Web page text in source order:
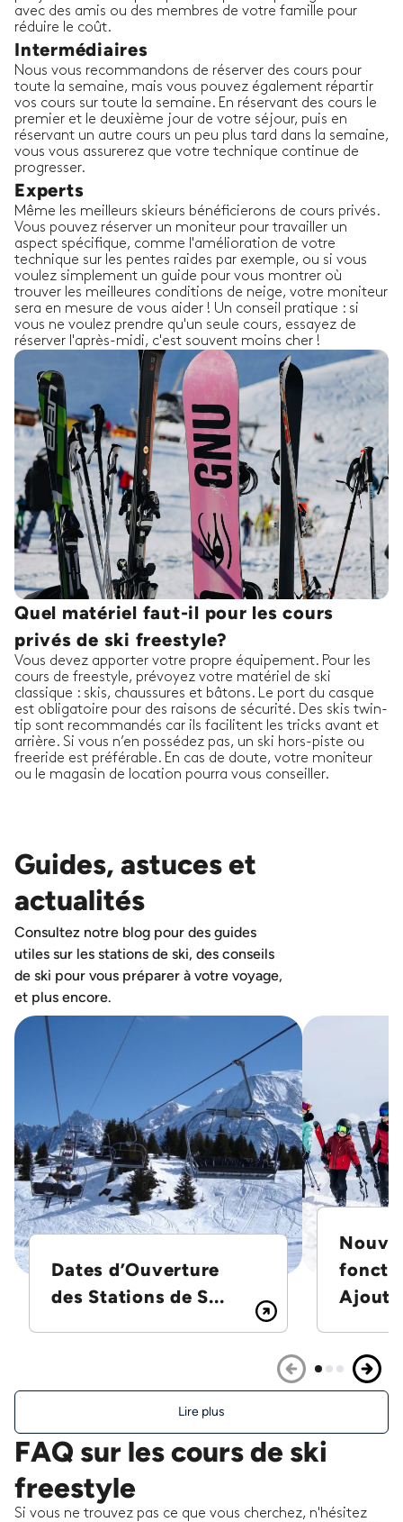
avec des amis ou des membres de votre famille pour
réduire le coût.
Intermédiaires
Nous vous recommandons de réserver des cours pour
toute la semaine, mais vous pouvez également répartir
vos cours sur toute la semaine. En réservant des cours le
premier et le deuxième jour de votre séjour, puis en
réservant un autre cours un peu plus tard dans la semaine,
vous vous assurerez que votre technique continue de
progresser.
Experts
Même les meilleurs skieurs bénéficierons de cours privés.
Vous pouvez réserver un moniteur pour travailler un
aspect spécifique, comme l'amélioration de votre
technique sur les pentes raides par exemple, ou si vous
voulez simplement un guide pour vous montrer où
trouver les meilleures conditions de neige, votre moniteur
sera en mesure de vous aider ! Un conseil pratique : si
vous ne voulez prendre qu'un seule cours, essayez de
réserver l'après-midi, c'est souvent moins cher !
Quel matériel faut-il pour les cours
privés de ski freestyle?
Vous devez apporter votre propre équipement. Pour les
cours de freestyle, prévoyez votre matériel de ski
classique : skis, chaussures et bâtons. Le port du casque
est obligatoire pour des raisons de sécurité. Des skis twin-
tip sont recommandés car ils facilitent les tricks avant et
arrière. Si vous n’en possédez pas, un ski hors-piste ou
freeride est préférable. En cas de doute, votre moniteur
ou le magasin de location pourra vous conseiller.
Guides, astuces et
actualités
Consultez notre blog pour des guides
utiles sur les stations de ski, des conseils
de ski pour vous préparer à votre voyage,
et plus encore.
Dates d’Ouverture
des Stations de S...
Lire plus
FAQ sur les cours de ski
freestyle
Si vous ne trouvez pas ce que vous cherchez, n'hésitez